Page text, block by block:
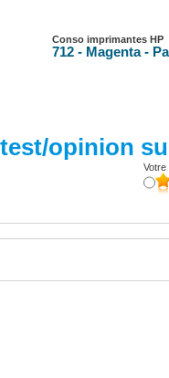
Conso imprimantes HP
712 - Magenta -
opinion
Votre